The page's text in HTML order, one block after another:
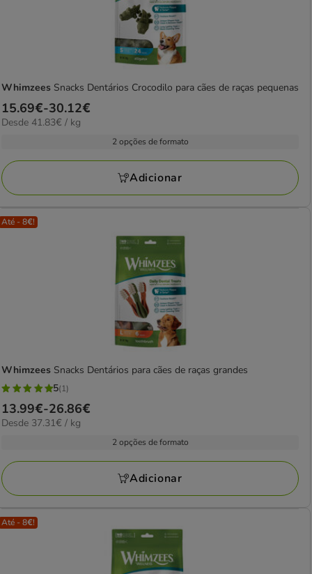
Whimzees Snacks Dentários Crocodilo para cães de raças pequenas
Preço
de
30.12€
15.69€-30.12€
41.83€
Desde 41.83€ / kg
2 opções de formato
Adicionar
Até - 8€!
Whimzees Snacks Dentários para cães de raças grandes
5
estrelas
com
avaliações
5(1)
Preço
de
26.86€
13.99€-26.86€
37.31€
Desde 37.31€ / kg
2 opções de formato
Adicionar
Até - 8€!